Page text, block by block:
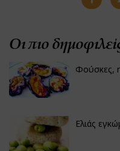
Οι πιο
Φούσκες,
Ελιάς